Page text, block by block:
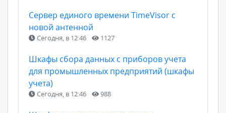
Сервер единого времени TimeVisor с
новой антенной
Сегодня, в 12:46 1127
Шкафы сбора данных с приборов учета
для промышленных предприятий (шкафы
учета)
Сегодня, в 12:46 988